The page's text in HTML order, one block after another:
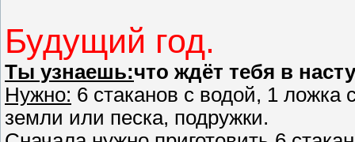
Будущий год.
Ты узнаешь:что ждёт тебя в
Нужно: 6 стаканов с водой, 1 ложка
земли или песка, подружки.